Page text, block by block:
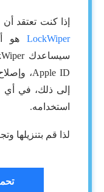
إذا كنت تعتقد
LockWiper هو
سيساعدك LockWiper أيضا على
Apple ID، وإصلاح عطل
إلى ذلك، في أي
استخدامه.
لذا قم بتنزيلها